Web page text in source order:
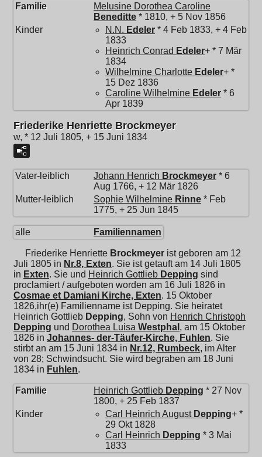
Familie
Melusine Dorothea Caroline
Beneditte * 1810, + 5 Nov 1856
Kinder
N.N. Edeler * 4 Feb 1833, + 4 Feb
1833
Heinrich Conrad Edeler+ * 7 Mär
1834
Wilhelmine Charlotte Edeler+ *
15 Dez 1836
Caroline Wilhelmine Edeler * 6
Apr 1839
Friederike Henriette Brockmeyer
w, * 12 Juli 1805, + 15 Juni 1834
Vater-leiblich Johann Henrich Brockmeyer * 6
Aug 1766, + 12 Mär 1826
Mutter-leiblich
Sophie Wilhelmine Rinne * Feb
1775, + 25 Jun 1845
alle Familiennamen
Friederike Henriette Brockmeyer ist geboren am 12
Juli 1805 in Nr.8, Exten. Sie ist getauft am 14 Juli 1805
in Exten. Sie und Heinrich Gottlieb Depping sind
proclamiert / aufgeboten worden am 16 Juli 1826 in
Cosmae et Damiani Kirche, Exten. 15 Oktober
1826,ihr(e) Familienname ist Depping. Sie heiratet
Heinrich Gottlieb Depping, Sohn von Henrich Christoph
Depping und Dorothea Luisa Westphal , am 15 Oktober
1826 in Johannes- der-Täufer-Kirche, Fuhlen. Sie
stirbt an am 15 Juni 1834 in Nr.12, Rumbeck, im Alter
von 28; Schwindsucht. Sie wird begraben am 18 Juni
1834 in Fuhlen.
Familie Heinrich Gottlieb Depping * 27 Nov
1800, + 25 Feb 1837
Kinder
Carl Heinrich August Depping+ *
29 Okt 1828
Carl Heinrich Depping * 3 Mai
1833